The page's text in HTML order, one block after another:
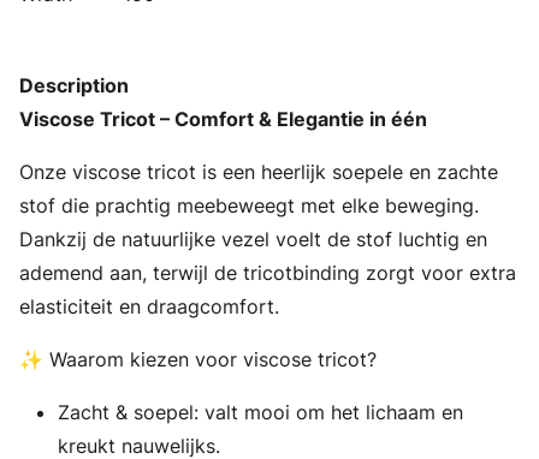
Description
Viscose Tricot – Comfort & Elegantie in één
Onze viscose tricot is een heerlijk soepele en zachte
stof die prachtig meebeweegt met elke beweging.
Dankzij de natuurlijke vezel voelt de stof luchtig en
ademend aan, terwijl de tricotbinding zorgt voor extra
elasticiteit en draagcomfort.
✨ Waarom kiezen voor viscose tricot?
Zacht & soepel: valt mooi om het lichaam en
kreukt nauwelijks.